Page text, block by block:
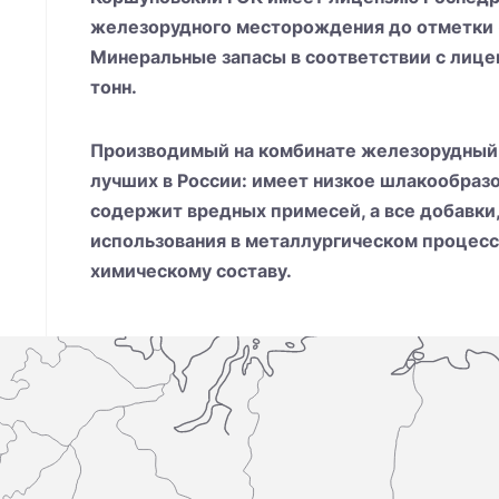
железорудного месторождения до
Минеральные запасы в соответствии с
тонн.
Производимый на комбинате
лучших в России: имеет низкое
содержит вредных примесей, а все
использования в металлургическом
химическому составу.